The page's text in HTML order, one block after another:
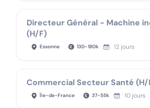
Directeur Général - Machine
(H/F)
Essonne 130-180k 12 jours
Commercial Secteur Santé (H/
Île-de-France 37-55k 10 jours